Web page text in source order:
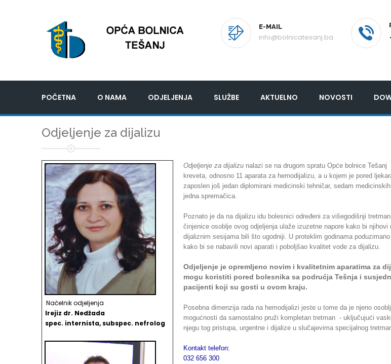
E-MAIL
info@bolnicatesanj.ba
POČETNA O NAMA ODJELJENJA SLUŽBE AKTUELNO NOVOSTI
Odjeljenje za dijalizu
Načelnik odjeljenja
Irejiz dr. Nedžada
spec. internista, subspec. nefrolog
Odjeljenje za dijalizu nalazi se na drugom spratu Opće bolnice Tešanj
kreveta, odnosno 11 aparata za hemodijalizu, a u kojem je pored
zaposlen još jedan diplomirani medicinski tehničar, sedam
jedna spremačica.
Poznato je da na dijalizu idu bolesnici određeni za višegodišnji
činjenice osoblje ovog odjeljenja ulaže izuzetne napore kako bi njihovi
dijaliznim sesijama bili što ugodniji. U proteklim godinama
kako bi se nabavili novi aparati i poboljšao kvalitet vode za dijalizu.
Odjeljenje je opremljeno novim i kvalitetnim aparatima za
mogu koristiti pored bolesnika sa podrućja Tešnja i
pacijenti koji su gosti u ovom kraju.
Posebna dimenzija rada na hemodijalizi jeste u tome da je njeno
mogućnosti da samostalno pruži kompletan tretman - uključujući
njegu tog pristupa, urgentne i dijalize u slučajevima specijalnog
Kontakt telefon:
032 656 300